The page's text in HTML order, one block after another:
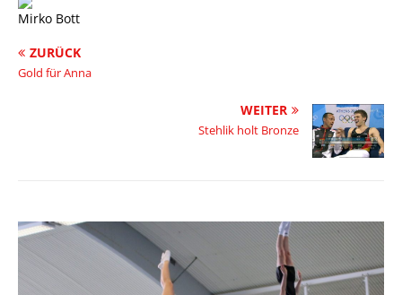
Mirko Bott
ZURÜCK
Gold für Anna
WEITER
Stehlik holt Bronze